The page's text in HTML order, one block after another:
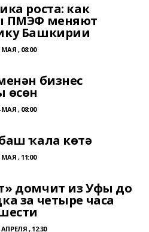
роста: как
ПМЭФ меняют
Башкирии
МАЯ , 08:00
бизнес
өсөн
МАЯ , 08:00
ҡала көтә
МАЯ , 11:00
домчит из Уфы до
за четыре часа
АПРЕЛЯ , 12:30